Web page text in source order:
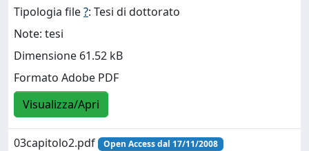
Tipologia file?: Tesi di dottorato
Note: tesi
Dimensione 61.52 kB
Formato Adobe PDF
Visualizza/Apri
03capitolo2.pdf Open Access dal 17/11/2008